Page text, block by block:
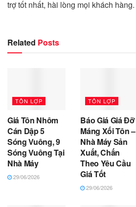
trợ tốt nhất, hài lòng mọi khách hàng.
Related Posts
TÔN LỢP
Giá Tôn Nhôm
Cán Dập 5
Sóng Vuông, 9
Sóng Vuông Tại
Nhà Máy
29/06/2026
TÔN LỢP
Báo Giá Giá Đỡ
Máng Xối Tôn –
Nhà Máy Sản
Xuất, Chấn
Theo Yêu Cầu
Giá Tốt
29/06/2026